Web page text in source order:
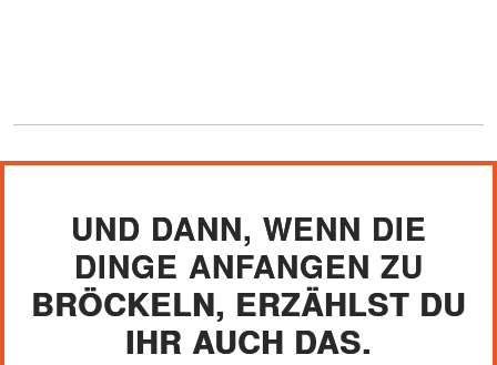
UND DANN, WENN DIE
DINGE ANFANGEN ZU
BRÖCKELN, ERZÄHLST DU
IHR AUCH DAS.